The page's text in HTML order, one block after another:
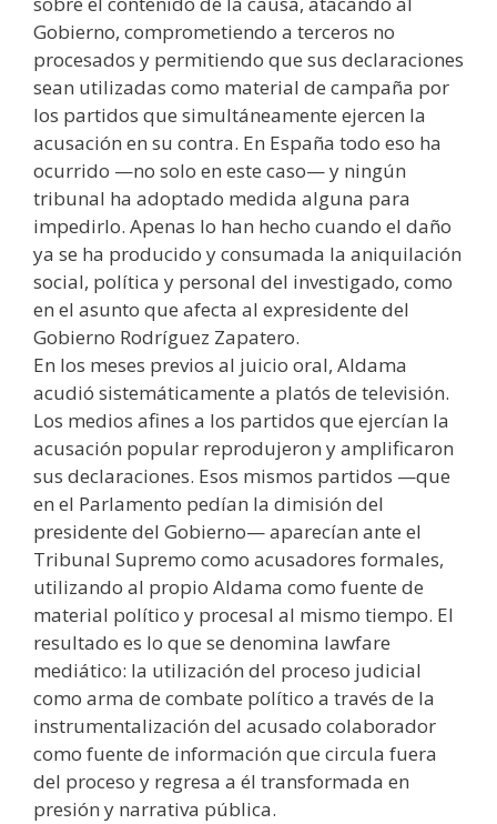
Gobierno, comprometiendo a terceros no
procesados y permitiendo que sus declaraciones
sean utilizadas como material de campaña por
los partidos que simultáneamente ejercen la
acusación en su contra. En España todo eso ha
ocurrido —no solo en este caso— y ningún
tribunal ha adoptado medida alguna para
impedirlo. Apenas lo han hecho cuando el daño
ya se ha producido y consumada la aniquilación
social, política y personal del investigado, como
en el asunto que afecta al expresidente del
Gobierno Rodríguez Zapatero.
En los meses previos al juicio oral, Aldama
acudió sistemáticamente a platós de televisión.
Los medios afines a los partidos que ejercían la
acusación popular reprodujeron y amplificaron
sus declaraciones. Esos mismos partidos —que
en el Parlamento pedían la dimisión del
presidente del Gobierno— aparecían ante el
Tribunal Supremo como acusadores formales,
utilizando al propio Aldama como fuente de
material político y procesal al mismo tiempo. El
resultado es lo que se denomina lawfare
mediático: la utilización del proceso judicial
como arma de combate político a través de la
instrumentalización del acusado colaborador
como fuente de información que circula fuera
del proceso y regresa a él transformada en
presión y narrativa pública.